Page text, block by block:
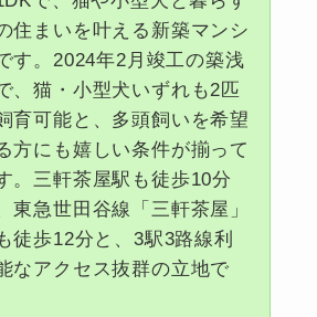
住まいを叶える新築マンシ
す。2024年2月竣工の築浅
、猫・小型犬いずれも2匹
育可能と、多頭飼いを希望
方にも嬉しい条件が揃って
。三軒茶屋駅も徒歩10分
東急世田谷線「三軒茶屋」
徒歩12分と、3駅3路線利
なアクセス抜群の立地で